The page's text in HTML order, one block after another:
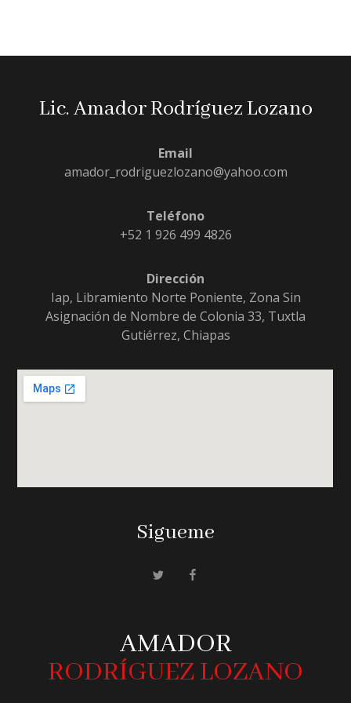
Lic. Amador Rodríguez Lozano
Email
amador_rodriguezlozano@yahoo.com
Teléfono
+52 1 926 499 4826
Dirección
Iap, Libramiento Norte Poniente, Zona Sin
Asignación de Nombre de Colonia 33, Tuxtla
Gutiérrez, Chiapas
Sigueme
AMADOR
RODRÍGUEZ LOZANO